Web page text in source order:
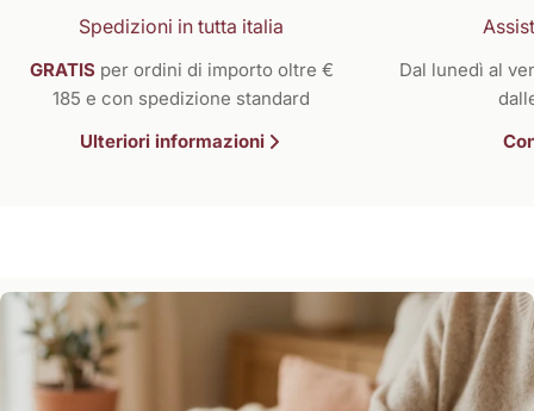
Spedizioni in tutta italia
GRATIS per ordini di importo oltre €
185 e con spedizione standard
Ulteriori informazioni
Dal lunedì al